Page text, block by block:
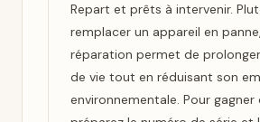
Repart et prêts à intervenir.
remplacer un appareil en
réparation permet de
de vie tout en réduisant son
environnementale. Pour gagner